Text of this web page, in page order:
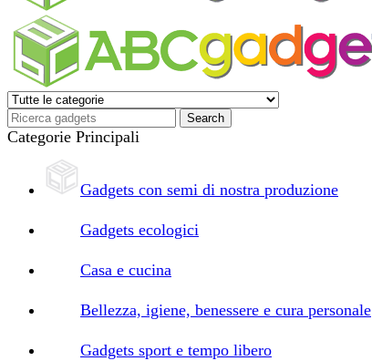
Categorie Principali
Gadgets con semi di nostra produzione
Gadgets ecologici
Casa e cucina
Bellezza, igiene, benessere e cura personale
Gadgets sport e tempo libero